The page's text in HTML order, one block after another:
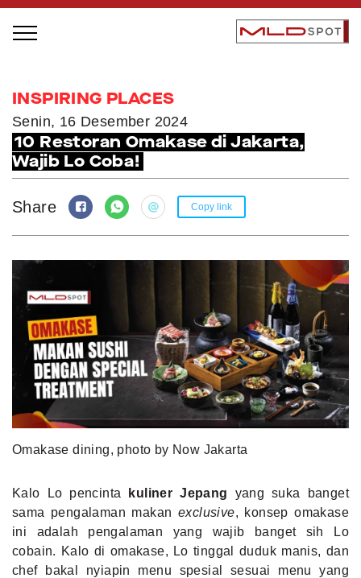
LOCAL GREATNESS
INSPIRING PEOPLE
INSPIRING PRODUCTS
INSPIRING PLACES
INSPIRING COMMUNITIES
TRENDING
MLDPODCAST
VIDEOS
MLDPOINTS
INSPIRING PLACES
Senin, 16 Desember 2024
10 Restoran Omakase di Jakarta,
Wajib Lo Coba!
Share Copy link
Omakase dining, photo by Now Jakarta
Kalo Lo pencinta kuliner Jepang yang suka banget
sama pengalaman makan exclusive, konsep omakase
ini adalah pengalaman yang wajib banget sih Lo
cobain. Kalo di omakase, Lo tinggal duduk manis, dan
chef bakal nyiapin menu spesial sesuai menu yang